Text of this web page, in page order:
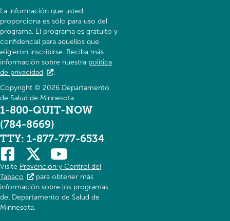
La información que usted
proporciona es sólo para uso del
programa. El programa es gratuito y
confidencial para aquellos que
eligieron inscribirse. Reciba más
información sobre nuestra política
de privacidad
.
Copyright © 2026 Departamento
de Salud de Minnesota
1-800-QUIT-NOW
(784-8669)
TTY: 1-877-777-6534
Visite Prevención y Control del
Tabaco
para obtener más
información sobre los programas
del Departamento de Salud de
Minnesota.